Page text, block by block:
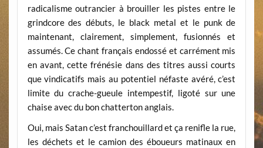
radicalisme outrancier à brouiller les pistes entre le
grindcore des débuts, le black metal et le punk de
maintenant, clairement, simplement, fusionnés et
assumés. Ce chant français endossé et carrément mis
en avant, cette frénésie dans des titres aussi courts
que vindicatifs mais au potentiel néfaste avéré, c’est
limite du crache-gueule intempestif, ligoté sur une
chaise avec du bon chatterton anglais.
Oui, mais Satan c’est franchouillard et ça renifle la rue,
les déchets et le camion des éboueurs matinaux en